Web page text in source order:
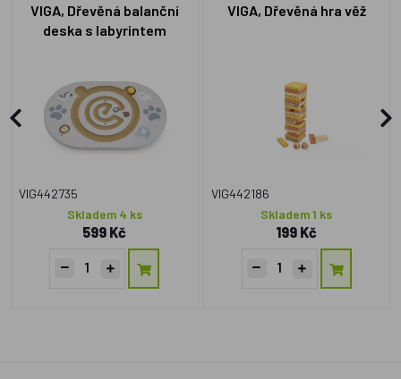
VIGA, Dřevěná balanční
deska s labyrintem
VIG442735
Skladem 4 ks
599 Kč
VIGA, Dřevěná hra věž
VIG442186
Skladem 1 ks
199 Kč